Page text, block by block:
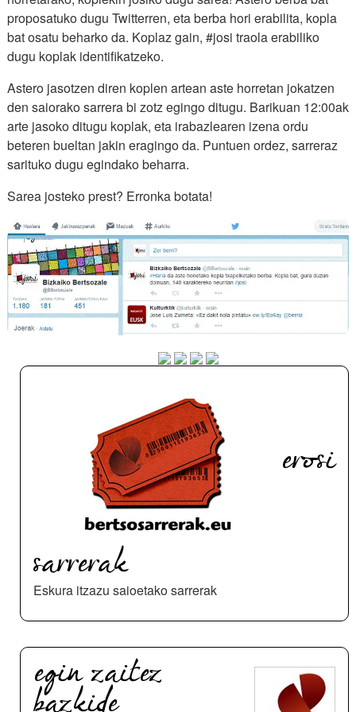
proposatuko dugu Twitterren, eta berba hori erabilita, kopla
bat osatu beharko da. Koplaz gain, #josi traola erabiliko
dugu koplak identifikatzeko.
Astero jasotzen diren koplen artean aste horretan jokatzen
den saiorako sarrera bi zotz egingo ditugu. Barikuan 12:00ak
arte jasoko ditugu koplak, eta irabazlearen izena ordu
beteren bueltan jakin eragingo da. Puntuen ordez, sarreraz
sarituko dugu egindako beharra.
Sarea josteko prest? Erronka botata!
erosi
sarrerak
Eskura itzazu saioetako sarrerak
egin zaitez